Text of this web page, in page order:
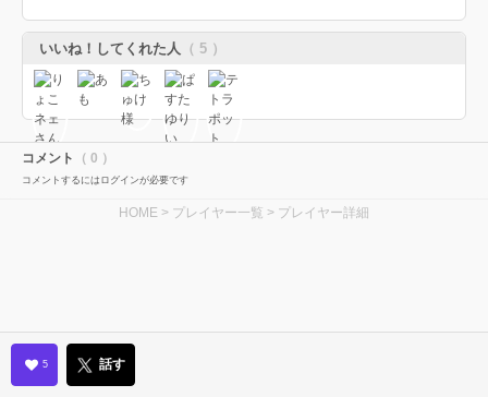
いいね！してくれた人 （ 5 ）
コメント （ 0 ）
コメントするにはログインが必要です
HOME > プレイヤー一覧 > プレイヤー詳細
5 話す